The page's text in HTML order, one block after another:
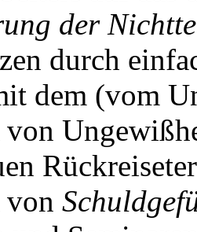
der
durch
dem (vom
von
von